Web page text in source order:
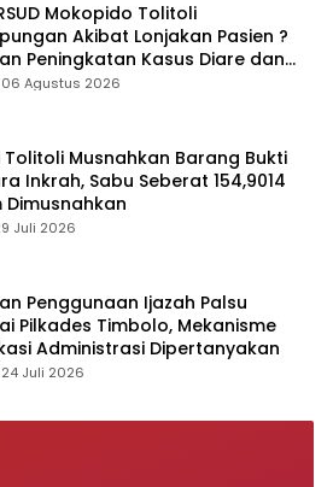
Mokopido Tolitoli
Akibat Lonjakan Pasien ?
Peningkatan Kasus Diare dan
Tuai Sorotan
06 Agustus 2026
Tolitoli Musnahkan Barang Bukti
Inkrah, Sabu Seberat 154,9014
Dimusnahkan
Juli 2026
Penggunaan Ijazah Palsu
Pilkades Timbolo, Mekanisme
Administrasi Dipertanyakan
Juli 2026